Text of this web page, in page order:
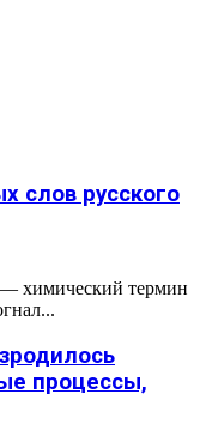
слов русского
— химический термин
процессы,